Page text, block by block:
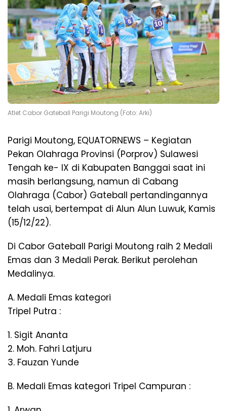
Atlet Cabor Gateball Parigi Moutong (Foto: Arki)
Parigi Moutong, EQUATORNEWS – Kegiatan
Pekan Olahraga Provinsi (Porprov) Sulawesi
Tengah ke- IX di Kabupaten Banggai saat ini
masih berlangsung, namun di Cabang
Olahraga (Cabor) Gateball pertandingannya
telah usai, bertempat di Alun Alun Luwuk, Kamis
(15/12/22).
Di Cabor Gateball Parigi Moutong raih 2 Medali
Emas dan 3 Medali Perak. Berikut perolehan
Medalinya.
A. Medali Emas kategori
Tripel Putra :
1. Sigit Ananta
2. Moh. Fahri Latjuru
3. Fauzan Yunde
B. Medali Emas kategori Tripel Campuran :